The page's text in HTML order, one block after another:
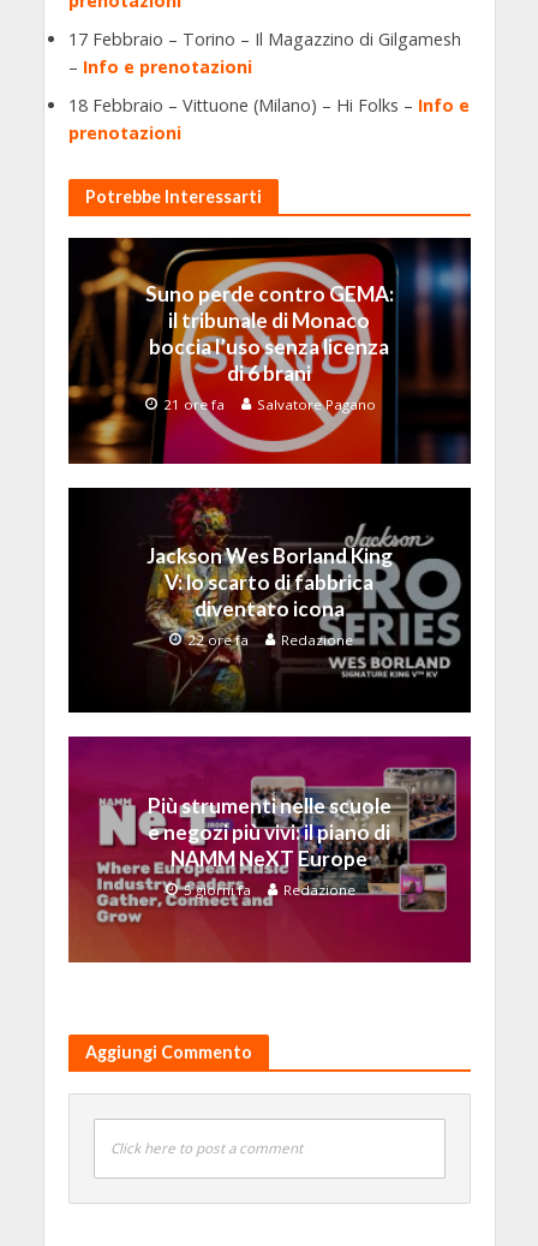
17 Febbraio – Torino – Il Magazzino di Gilgamesh
– Info e prenotazioni
18 Febbraio – Vittuone (Milano) – Hi Folks – Info e
prenotazioni
Potrebbe Interessarti
Suno perde contro GEMA:
il tribunale di Monaco
boccia l’uso senza licenza
di 6 brani
21 ore fa Salvatore Pagano
Jackson Wes Borland King
V: lo scarto di fabbrica
diventato icona
22 ore fa Redazione
Più strumenti nelle scuole
e negozi più vivi: il piano di
NAMM NeXT Europe
5 giorni fa Redazione
Aggiungi Commento
Click here to post a comment